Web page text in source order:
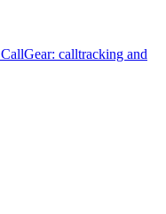
CallGear: calltracking and